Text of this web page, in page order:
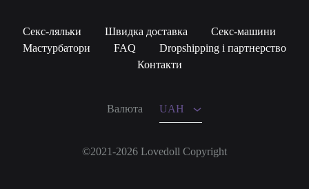
Валюта UAH
UAH
©2021-2026 Lovedoll Copyright
Секс-ляльки Швидка доставка
Секс-машини
Мастурбатори
FAQ
Dropshipping і партнерство
Контакти